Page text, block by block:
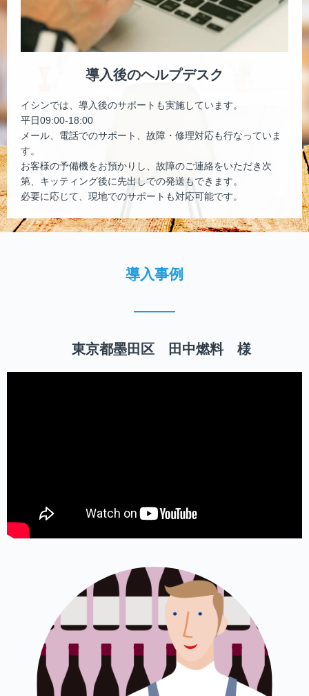
導入後のヘルプデスク
イシンでは、導入後のサポートも実施しています。
平日09:00-18:00
メール、電話でのサポート、故障・修理対応も行なっていま
す。
お客様の予備機をお預かりし、故障のご連絡をいただき次
第、キッティング後に先出しでの発送もできます。
必要に応じて、現地でのサポートも対応可能です。
導入事例
東京都墨田区 田中燃料 様